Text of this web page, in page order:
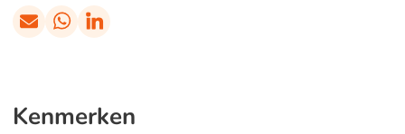
Kenmerken